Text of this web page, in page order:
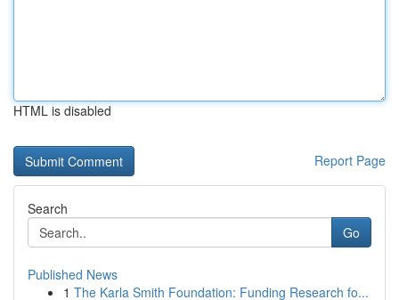
HTML is disabled
Report Page
Search
Go
Published News
1 The Karla Smith Foundation: Funding Research fo...